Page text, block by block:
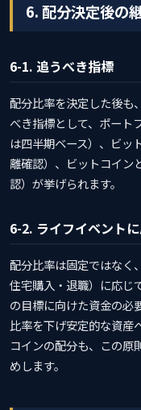
6. 配分決定後の
6-1. 追うべき指標
配分比率を決定した後も
べき指標として、ポート
は四半期ベース）、ビッ
離確認）、ビットコイン
認）が挙げられます。
6-2. ライフイベント
配分比率は固定ではなく
住宅購入・退職）に応じ
の目標に向けた資金の必
比率を下げ安定的な資産
コインの配分も、この原
めします。